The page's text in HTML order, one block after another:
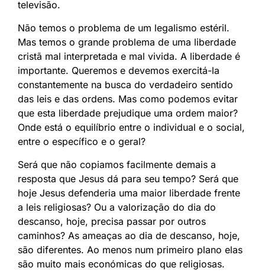
televisão.
Não temos o problema de um legalismo estéril.
Mas temos o grande problema de uma liberdade
cristã mal interpretada e mal vivida. A liberdade é
importante. Queremos e devemos exercitá-la
constantemente na busca do verdadeiro sentido
das leis e das ordens. Mas como podemos evitar
que esta liberdade prejudique uma ordem maior?
Onde está o equilíbrio entre o individual e o social,
entre o específico e o geral?
Será que não copiamos facilmente demais a
resposta que Jesus dá para seu tempo? Será que
hoje Jesus defenderia uma maior liberdade frente
a leis religiosas? Ou a valorização do dia do
descanso, hoje, precisa passar por outros
caminhos? As ameaças ao dia de descanso, hoje,
são diferentes. Ao menos num primeiro plano elas
são muito mais económicas do que religiosas.